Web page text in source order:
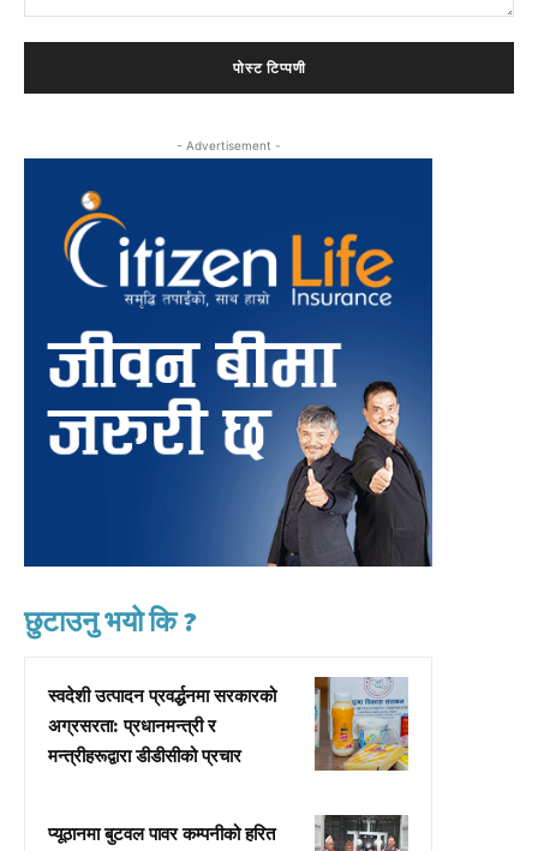
- Advertisement -
छुटाउनु भयो कि ?
स्वदेशी उत्पादन प्रवर्द्धनमा सरकारको
अग्रसरता: प्रधानमन्त्री र
मन्त्रीहरूद्वारा डीडीसीको प्रचार
प्यूठानमा बुटवल पावर कम्पनीको हरित